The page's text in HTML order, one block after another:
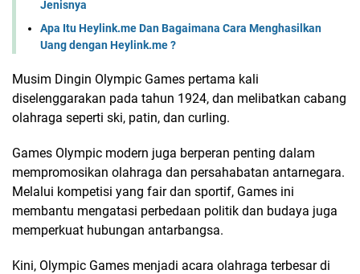
Jenisnya
Apa Itu Heylink.me Dan Bagaimana Cara Menghasilkan
Uang dengan Heylink.me ?
Musim Dingin Olympic Games pertama kali
diselenggarakan pada tahun 1924, dan melibatkan cabang
olahraga seperti ski, patin, dan curling.
Games Olympic modern juga berperan penting dalam
mempromosikan olahraga dan persahabatan antarnegara.
Melalui kompetisi yang fair dan sportif, Games ini
membantu mengatasi perbedaan politik dan budaya juga
memperkuat hubungan antarbangsa.
Kini, Olympic Games menjadi acara olahraga terbesar di